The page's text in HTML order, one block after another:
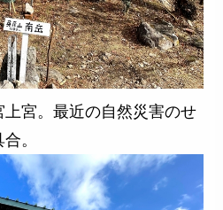
宮。最近の自然災害のせ
。